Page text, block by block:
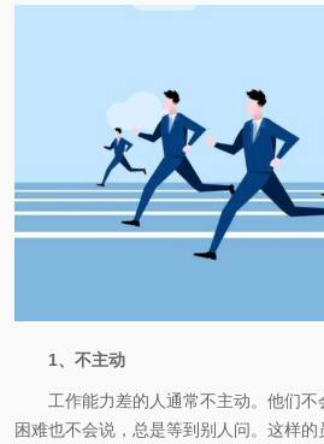
1、不主动
工作能力差的人通常不主动。他们不
困难也不会说，总是等到别人问。这样